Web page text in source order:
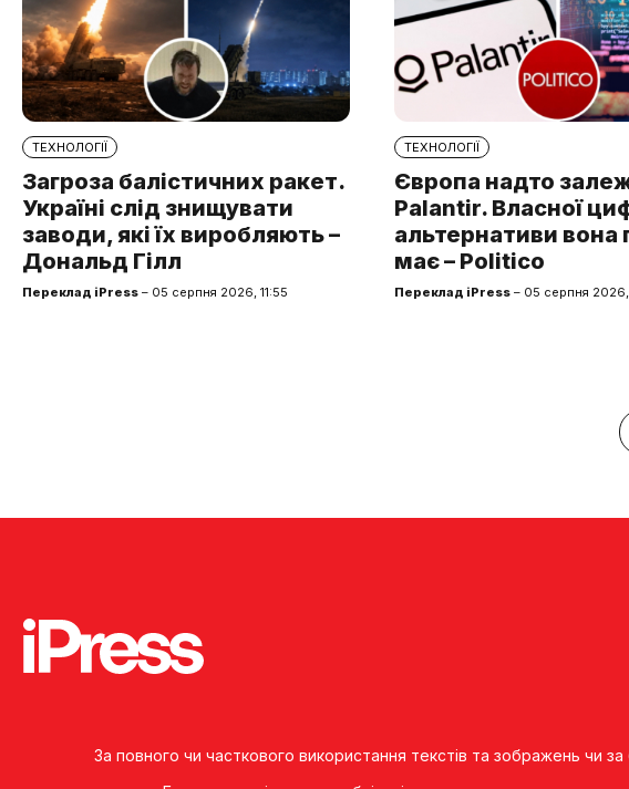
ТЕХНОЛОГІЇ
Загроза балістичних ракет.
Україні слід знищувати
заводи, які їх виробляють –
Дональд Гілл
Переклад iPress – 05 серпня 2026, 11:55
ТЕХНОЛОГІЇ
Європа надто
Palantir. Власної
альтернативи вона
має – Politico
Переклад iPress – 05 серпня
За повного чи часткового використання текстів та зображень чи